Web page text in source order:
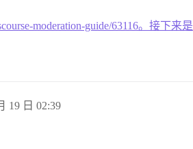
moderation-guide/63116。接下来是
19 日 02:39